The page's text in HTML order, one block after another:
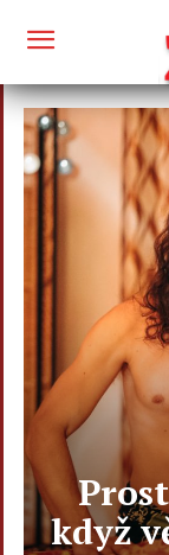
když